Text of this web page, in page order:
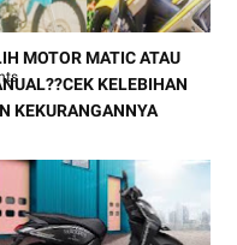
MOTOR MATIC ATAU
KELEBIHAN
KEKURANGANNYA